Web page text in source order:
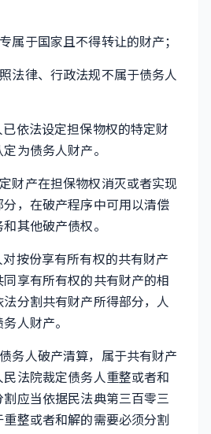
属于国家且不得转让的财产；
法律、行政法规不属于债务人
依法设定担保物权的特定财
为债务人财产。
财产在担保物权消灭或者实现
，在破产程序中可用以清偿
其他破产债权。
按份享有所有权的共有财产
享有所有权的共有财产的相
分割共有财产所得部分，人
人财产。
务人破产清算，属于共有财产
法院裁定债务人重整或者和
应当依据民法典第三百零三
整或者和解的需要必须分割